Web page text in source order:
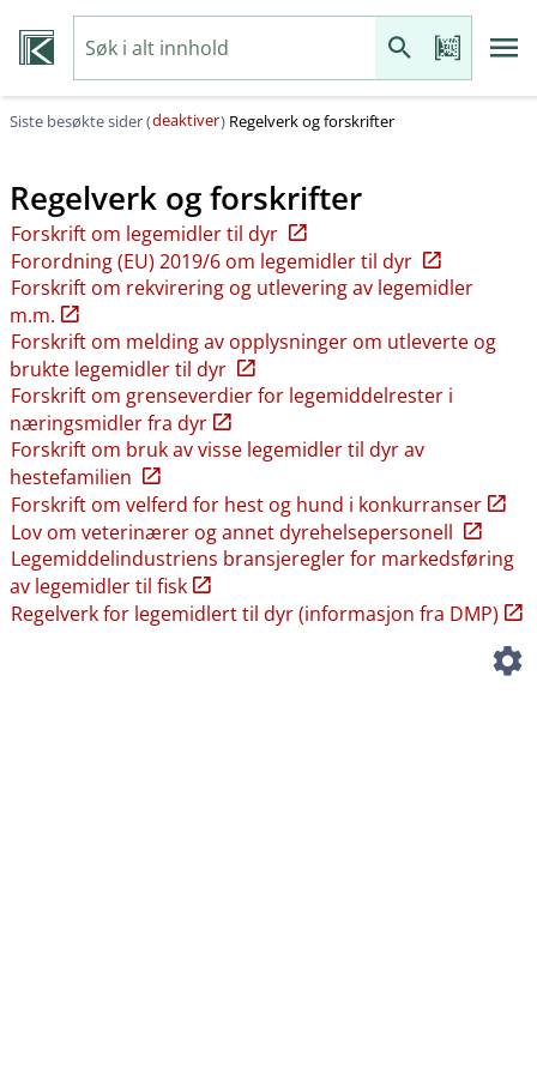
Siste besøkte sider (deaktiver) Regelverk og forskrifter
Regelverk og forskrifter
Forskrift om legemidler til dyr
Forordning (EU) 2019/6 om legemidler til dyr
Forskrift om rekvirering og utlevering av legemidler
m.m.
Forskrift om melding av opplysninger om utleverte og
brukte legemidler til dyr
Forskrift om grenseverdier for legemiddelrester i
næringsmidler fra dyr
Forskrift om bruk av visse legemidler til dyr av
hestefamilien
Forskrift om velferd for hest og hund i konkurranser
Lov om veterinærer og annet dyrehelsepersonell
Legemiddelindustriens bransjeregler for markedsføring
av legemidler til fisk
Regelverk for legemidlert til dyr (informasjon fra DMP)